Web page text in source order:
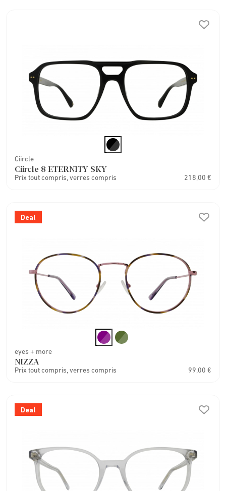
Ciircle
Ciircle 8 ETERNITY SKY
Prix tout compris, verres compris 218,00 €
Deal
eyes + more
NIZZA
Prix tout compris, verres compris 99,00 €
Deal